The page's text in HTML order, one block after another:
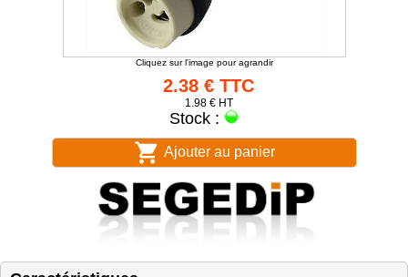
Cliquez sur l'image pour agrandir
2.38 € TTC
1.98 € HT
Stock :
Ajouter au panier